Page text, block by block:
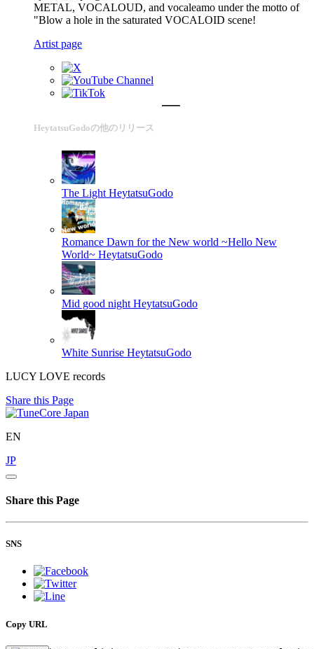
METAL, VOCALOUD, and vocaleamo under the motto of
"Blow a hole in the saturated VOCALOID scene!
Artist page
HeytatsuGodoの他のリリース
The Light HeytatsuGodo
Romance Dawn for the New world ~Hello New
World~ HeytatsuGodo
Mid good night HeytatsuGodo
White Sunrise HeytatsuGodo
LUCY LOVE records
Share this Page
EN
JP
Share this Page
SNS
Copy URL